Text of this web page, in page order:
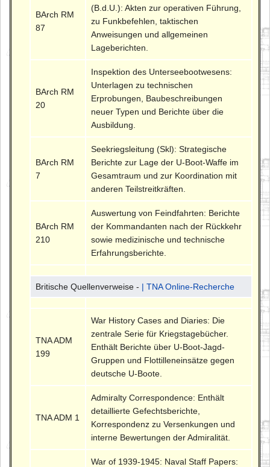
BArch RM
87
(B.d.U.): Akten zur operativen Führung,
zu Funkbefehlen, taktischen
Anweisungen und allgemeinen
Lageberichten.
BArch RM
20
Inspektion des Unterseebootwesens:
Unterlagen zu technischen
Erprobungen, Baubeschreibungen
neuer Typen und Berichte über die
Ausbildung.
BArch RM
7
Seekriegsleitung (Skl): Strategische
Berichte zur Lage der U-Boot-Waffe im
Gesamtraum und zur Koordination mit
anderen Teilstreitkräften.
BArch RM
210
Auswertung von Feindfahrten: Berichte
der Kommandanten nach der Rückkehr
sowie medizinische und technische
Erfahrungsberichte.
Britische Quellenverweise - | TNA Online-Recherche
TNA ADM
199
War History Cases and Diaries: Die
zentrale Serie für Kriegstagebücher.
Enthält Berichte über U-Boot-Jagd-
Gruppen und Flottilleneinsätze gegen
deutsche U-Boote.
TNA ADM 1
Admiralty Correspondence: Enthält
detaillierte Gefechtsberichte,
Korrespondenz zu Versenkungen und
interne Bewertungen der Admiralität.
War of 1939-1945: Naval Staff Papers: